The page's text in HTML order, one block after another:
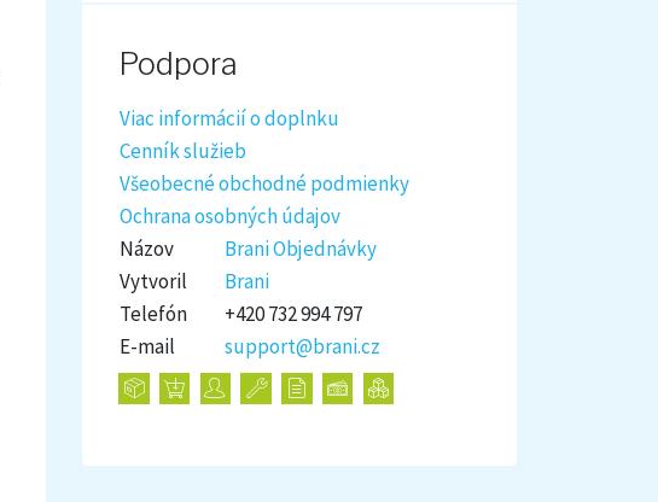
Podpora
Viac informácií o doplnku
Cenník služieb
Všeobecné obchodné podmienky
Ochrana osobných údajov
Názov
Brani Objednávky
Vytvoril
Brani
Telefón
+420 732 994 797
E-mail
support@brani.cz